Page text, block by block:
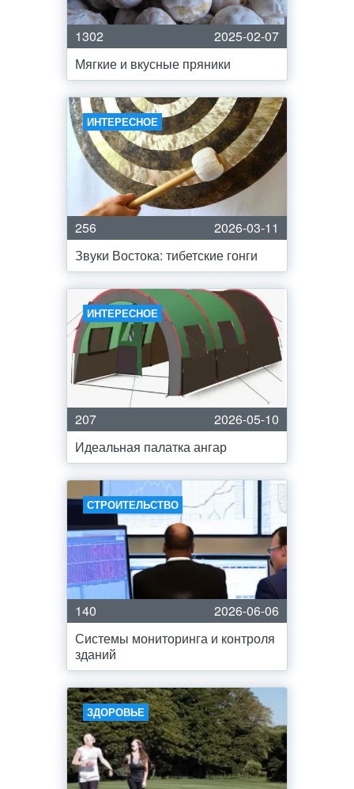
1302
2025-02-07
Мягкие и вкусные пряники
ИНТЕРЕСНОЕ
256
2026-03-11
Звуки Востока: тибетские гонги
ИНТЕРЕСНОЕ
207
2026-05-10
Идеальная палатка ангар
СТРОИТЕЛЬСТВО
140
2026-06-06
Системы мониторинга и контроля
зданий
ЗДОРОВЬЕ